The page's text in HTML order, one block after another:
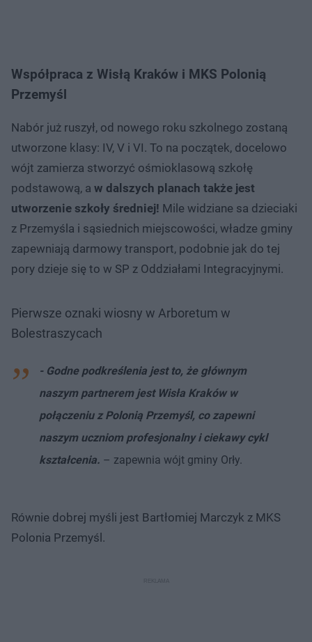
Współpraca z Wisłą Kraków i MKS Polonią
Przemyśl
Nabór już ruszył, od nowego roku szkolnego zostaną
utworzone klasy: IV, V i VI. To na początek, docelowo
wójt zamierza stworzyć ośmioklasową szkołę
podstawową, a w dalszych planach także jest
utworzenie szkoły średniej! Mile widziane sa dzieciaki
z Przemyśla i sąsiednich miejscowości, władze gminy
zapewniają darmowy transport, podobnie jak do tej
pory dzieje się to w SP z Oddziałami Integracyjnymi.
Pierwsze oznaki wiosny w Arboretum w
Bolestraszycach
- Godne podkreślenia jest to, że głównym
naszym partnerem jest Wisła Kraków w
połączeniu z Polonią Przemyśl, co zapewni
naszym uczniom profesjonalny i ciekawy cykl
kształcenia. – zapewnia wójt gminy Orły.
Równie dobrej myśli jest Bartłomiej Marczyk z MKS
Polonia Przemyśl.